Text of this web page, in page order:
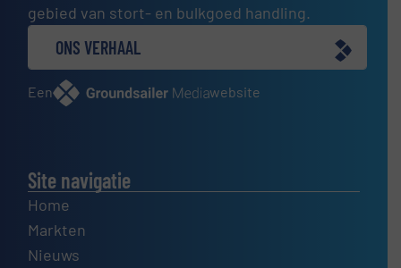
gebied van stort- en bulkgoed handling.
ONS VERHAAL
Een website
Site navigatie
Home
Markten
Nieuws